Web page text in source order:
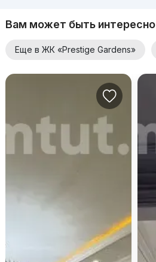
Вам может быть интересно
Еще в ЖК «Prestige Gardens»